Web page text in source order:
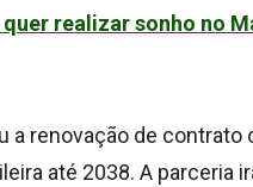
realizar sonho no
a renovação de contrato
até 2038. A parceria